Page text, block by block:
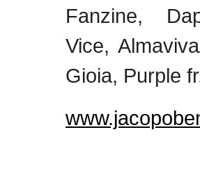
Fanzine,
Vice,
Gioia, Purple